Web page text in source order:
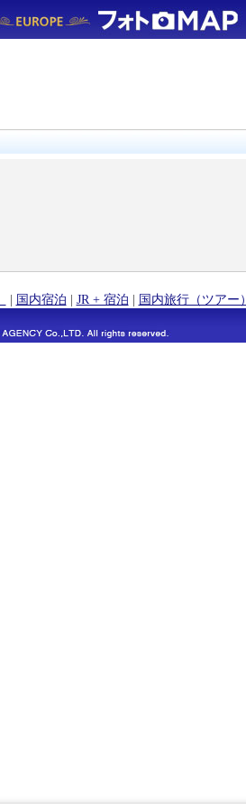
| 国内宿泊 | JR + 宿泊 | 国内旅行（ツアー）